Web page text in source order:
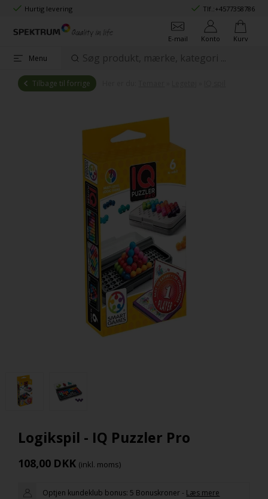
Hurtig levering Tlf.:+4577358786
E-mail Konto Kurv
Menu
Tilbage til forrige
Logikspil - IQ Puzzler Pro
108,00 DKK (inkl. moms)
Optjen kundeklub bonus: 5 Bonuskroner - Læs mere